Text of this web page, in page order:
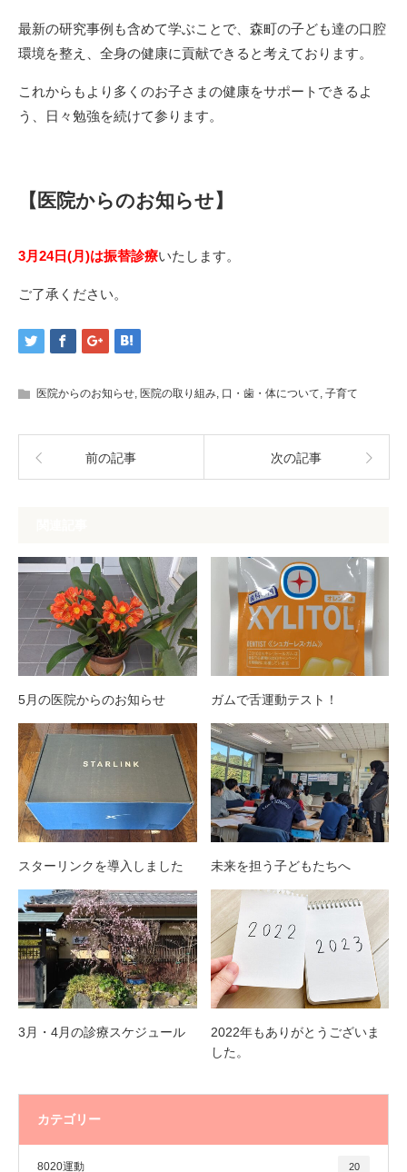
最新の研究事例も含めて学ぶことで、森町の子ども達の口腔
環境を整え、全身の健康に貢献できると考えております。
これからもより多くのお子さまの健康をサポートできるよ
う、日々勉強を続けて参ります。
【医院からのお知らせ】
3月24日(月)は振替診療いたします。
ご了承ください。
医院からのお知らせ, 医院の取り組み, 口・歯・体について, 子育て
前の記事 次の記事
5月の医院からのお知らせ ガムで舌運動テスト！
スターリンクを導入しました 未来を担う子どもたちへ
3月・4月の診療スケジュール
2022年もありがとうございま
した。
カテゴリー
8020運動 20